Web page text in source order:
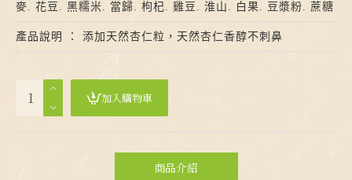
麥. 花豆. 黑糯米. 當歸. 枸杞. 雞豆. 淮山. 白果. 豆漿粉. 蔗糖
產品說明 ： 添加天然杏仁粒，天然杏仁香醇不刺鼻
加入購物車
商品介紹